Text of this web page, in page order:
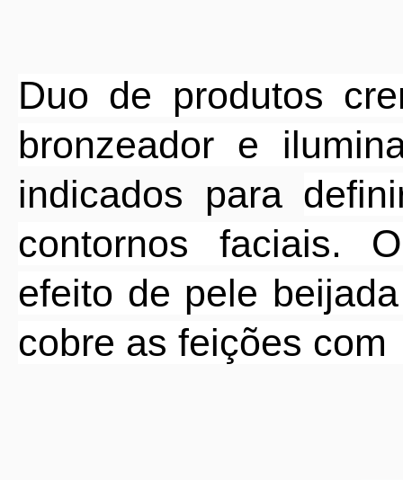
Duo de produtos
bronzeador e
indicados para
contornos faciais.
efeito de pele
cobre as feições com